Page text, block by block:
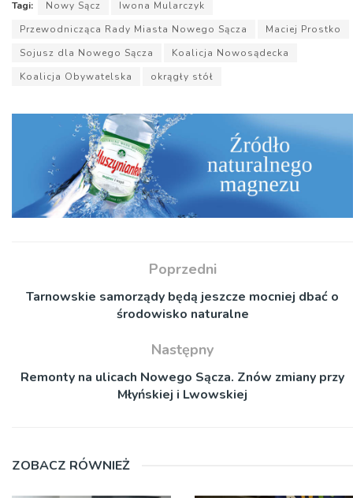
Tagi: Nowy Sącz
Iwona Mularczyk
Przewodnicząca Rady Miasta Nowego Sącza
Maciej Prostko
Sojusz dla Nowego Sącza
Koalicja Nowosądecka
Koalicja Obywatelska
okrągły stół
Poprzedni
Tarnowskie samorządy będą jeszcze mocniej dbać o
środowisko naturalne
Następny
Remonty na ulicach Nowego Sącza. Znów zmiany przy
Młyńskiej i Lwowskiej
ZOBACZ RÓWNIEŻ